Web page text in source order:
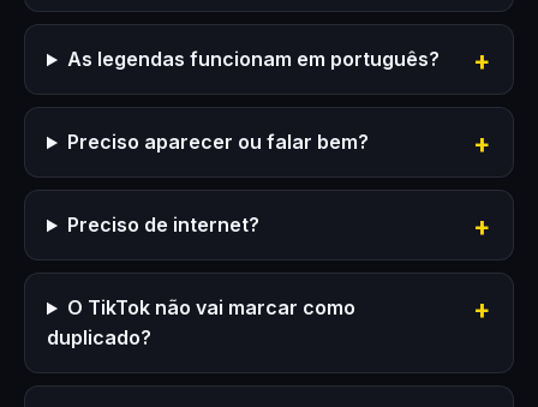
As legendas funcionam em português?
Preciso aparecer ou falar bem?
Preciso de internet?
O TikTok não vai marcar como
duplicado?